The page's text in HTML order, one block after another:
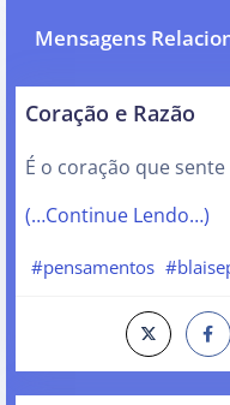
Mensagens
Coração e Razão
É o coração que
(…Continue Lendo…)
#pensamentos